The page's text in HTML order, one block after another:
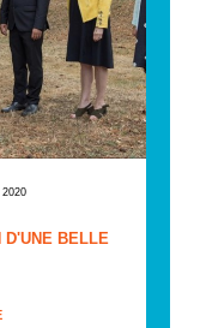
D'UNE BELLE